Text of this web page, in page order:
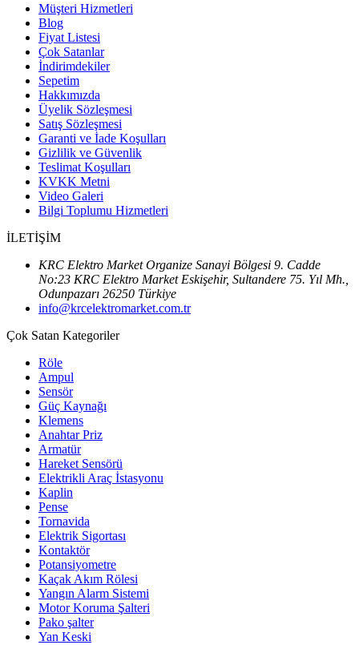
Müşteri Hizmetleri
Blog
Fiyat Listesi
Çok Satanlar
İndirimdekiler
Sepetim
Hakkımızda
Üyelik Sözleşmesi
Satış Sözleşmesi
Garanti ve İade Koşulları
Gizlilik ve Güvenlik
Teslimat Koşulları
KVKK Metni
Video Galeri
Bilgi Toplumu Hizmetleri
İLETİŞİM
KRC Elektro Market Organize Sanayi Bölgesi 9. Cadde
No:23 KRC Elektro Market Eskişehir, Sultandere 75. Yıl Mh.,
Odunpazarı 26250 Türkiye
info@krcelektromarket.com.tr
Çok Satan Kategoriler
Röle
Ampul
Sensör
Güç Kaynağı
Klemens
Anahtar Priz
Armatür
Hareket Sensörü
Elektrikli Araç İstasyonu
Kaplin
Pense
Tornavida
Elektrik Sigortası
Kontaktör
Potansiyometre
Kaçak Akım Rölesi
Yangın Alarm Sistemi
Motor Koruma Şalteri
Pako şalter
Yan Keski